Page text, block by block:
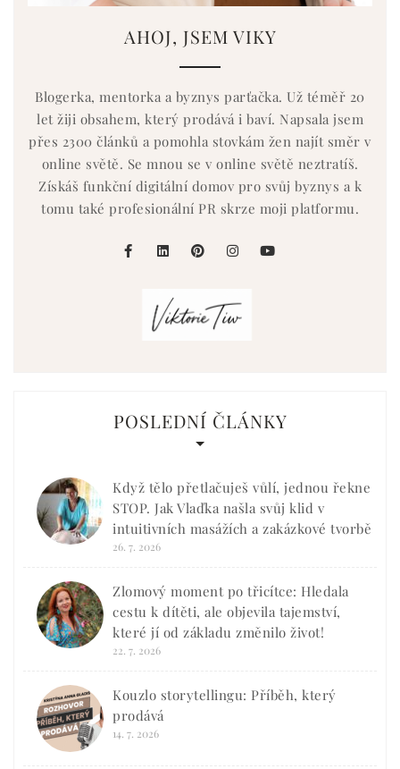
AHOJ, JSEM VIKY
Blogerka, mentorka a byznys parťačka. Už téměř 20
let žiji obsahem, který prodává i baví. Napsala jsem
přes 2300 článků a pomohla stovkám žen najít směr v
online světě. Se mnou se v online světě neztratíš.
Získáš funkční digitální domov pro svůj byznys a k
tomu také profesionální PR skrze moji platformu.
POSLEDNÍ ČLÁNKY
Když tělo přetlačuješ vůlí, jednou řekne
STOP. Jak Vlaďka našla svůj klid v
intuitivních masážích a zakázkové tvorbě
26. 7. 2026
Zlomový moment po třicítce: Hledala
cestu k dítěti, ale objevila tajemství,
které jí od základu změnilo život!
22. 7. 2026
Kouzlo storytellingu: Příběh, který
prodává
14. 7. 2026